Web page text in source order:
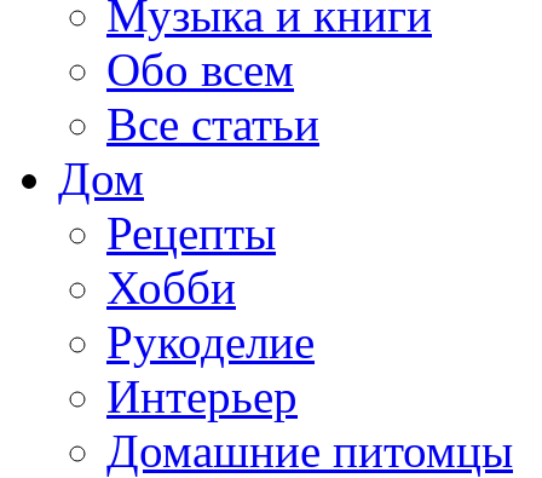
Музыка и книги
Обо всем
Все статьи
Дом
Рецепты
Хобби
Рукоделие
Интерьер
Домашние питомцы